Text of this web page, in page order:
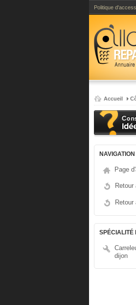
Politique
Accueil
NAVIGATION
Page
SPÉCIALITÉ
dijon